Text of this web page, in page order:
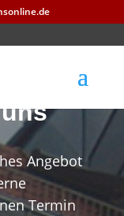
Angebot
Termin